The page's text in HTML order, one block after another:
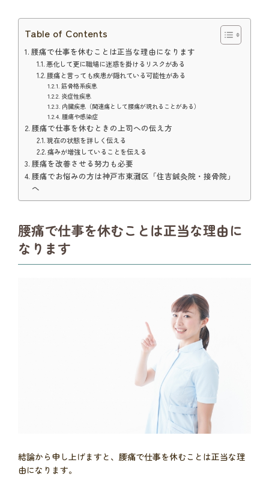
Table of Contents
腰痛で仕事を休むことは正当な理由になります
悪化して更に職場に迷惑を掛けるリスクがある
腰痛と言っても疾患が隠れている可能性がある
筋骨格系疾患
炎症性疾患
内臓疾患（関連痛として腰痛が現れることがある）
腫瘍や感染症
腰痛で仕事を休むときの上司への伝え方
現在の状態を詳しく伝える
痛みが増強していることを伝える
腰痛を改善させる努力も必要
腰痛でお悩みの方は神戸市東灘区「住吉鍼灸院・接骨院」
へ
腰痛で仕事を休むことは正当な理由に
なります
結論から申し上げますと、腰痛で仕事を休むことは正当な理
由になります。